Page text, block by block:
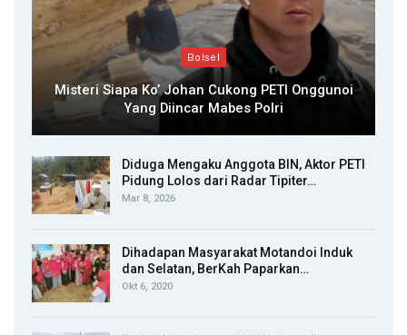
Bolsel
Misteri Siapa Ko’ Johan Cukong PETI Onggunoi
Yang Diincar Mabes Polri
Diduga Mengaku Anggota BIN, Aktor PETI
Pidung Lolos dari Radar Tipiter…
Mar 8, 2026
Dihadapan Masyarakat Motandoi Induk
dan Selatan, BerKah Paparkan…
Okt 6, 2020